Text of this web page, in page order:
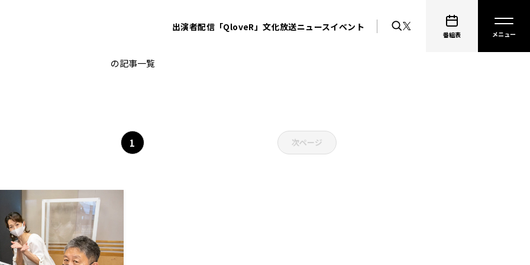
出演者配信「QloveR」文化放送ニュースイベント
番組表
電気通信大学
の記事一覧
1 次ページ